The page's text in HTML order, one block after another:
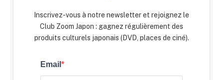
Inscrivez-vous à notre newsletter et rejoignez le
Club Zoom Japon : gagnez régulièrement des
produits culturels japonais (DVD, places de ciné).
Email